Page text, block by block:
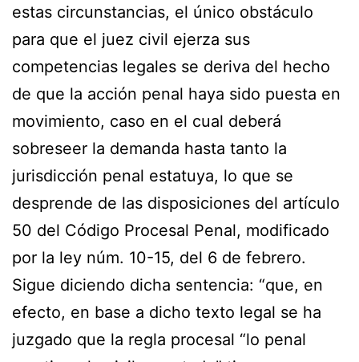
estas circunstancias, el único obstáculo
para que el juez civil ejerza sus
competencias legales se deriva del hecho
de que la acción penal haya sido puesta en
movimiento, caso en el cual deberá
sobreseer la demanda hasta tanto la
jurisdicción penal estatuya, lo que se
desprende de las disposiciones del artículo
50 del Código Procesal Penal, modificado
por la ley núm. 10-15, del 6 de febrero.
Sigue diciendo dicha sentencia: “que, en
efecto, en base a dicho texto legal se ha
juzgado que la regla procesal “lo penal